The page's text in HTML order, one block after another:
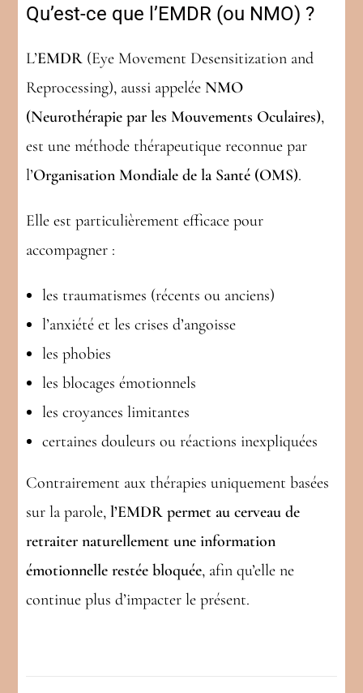
Qu’est-ce que l’EMDR (ou NMO) ?
L’EMDR (Eye Movement Desensitization and
Reprocessing), aussi appeléeNMO
(Neurothérapie par les Mouvements Oculaires),
est une méthode thérapeutique reconnue par
l’Organisation Mondiale de la Santé (OMS).
Elle est particulièrement efficace pour
accompagner :
les traumatismes (récents ou anciens)
l’anxiété et les crises d’angoisse
les phobies
les blocages émotionnels
les croyances limitantes
certaines douleurs ou réactions inexpliquées
Contrairement aux thérapies uniquement basées
sur la parole,l’EMDR permet au cerveau de
retraiter naturellement une information
émotionnelle restée bloquée, afin qu’elle ne
continue plus d’impacter le présent.